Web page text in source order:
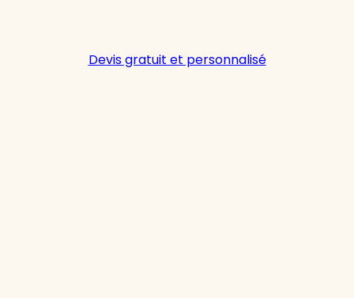
Devis gratuit et personnalisé